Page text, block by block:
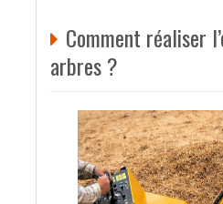
Comment réaliser
arbres ?